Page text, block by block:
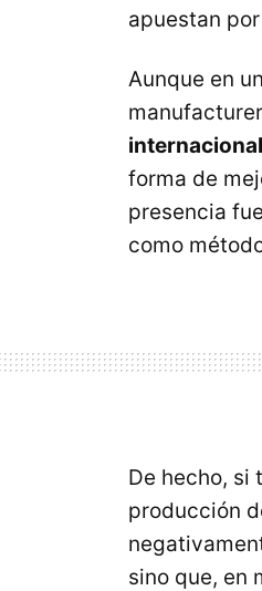
apuestan
Aunque en
forma de
presencia
como
De hecho, si
producción
sino que, en